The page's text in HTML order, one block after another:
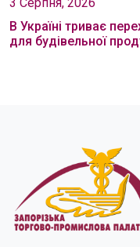
3 Серпня, 2026
В Україні триває
для будівельної